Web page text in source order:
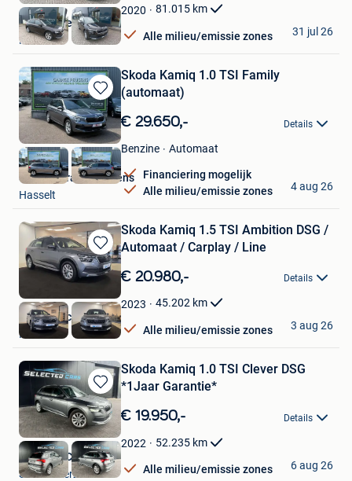
Favorieten
2020 81.015 km
Alle milieu/emissie zones
Garage Geurts
Heusden
31 jul 26
Bewaren
in
Mijn
Favorieten
Skoda Kamiq 1.0 TSI Family
(automaat)
€ 29.650,- Details
Benzine Automaat
Financiering mogelijk
Alle milieu/emissie zones
Skoda Garage Peusens
Hasselt
4 aug 26
Bewaren
in
Mijn
Favorieten
Skoda Kamiq 1.5 TSI Ambition DSG /
Automaat / Carplay / Line
€ 20.980,- Details
2023 45.202 km
Alle milieu/emissie zones
B&Y Autocenter
Kermt
3 aug 26
Bewaren
in
Mijn
Favorieten
Skoda Kamiq 1.0 TSI Clever DSG
*1Jaar Garantie*
€ 19.950,- Details
2022 52.235 km
Alle milieu/emissie zones
Selected Cars BV
Steenokkerzeel
6 aug 26